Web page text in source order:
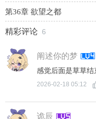
第36章 欲望之都